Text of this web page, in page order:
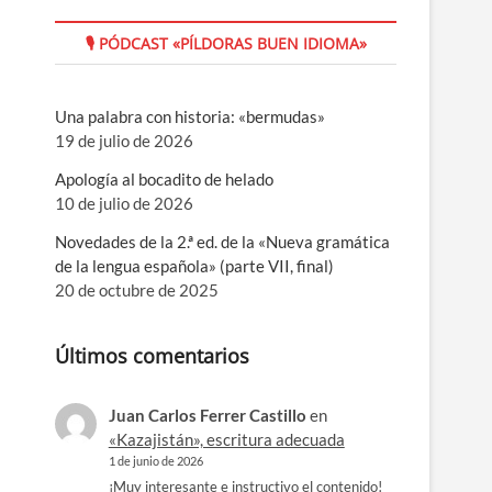
🎙 PÓDCAST «PÍLDORAS BUEN IDIOMA»
Una palabra con historia: «bermudas»
19 de julio de 2026
Apología al bocadito de helado
10 de julio de 2026
Novedades de la 2.ª ed. de la «Nueva gramática
de la lengua española» (parte VII, final)
20 de octubre de 2025
Últimos comentarios
Juan Carlos Ferrer Castillo en
«Kazajistán», escritura adecuada
1 de junio de 2026
¡Muy interesante e instructivo el contenido!